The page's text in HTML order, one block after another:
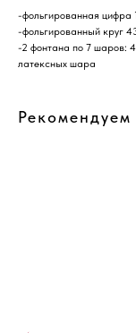
-фольгированная цифра
-фольгированный круг
-2 фонтана по 7 шаров:
латексных шара